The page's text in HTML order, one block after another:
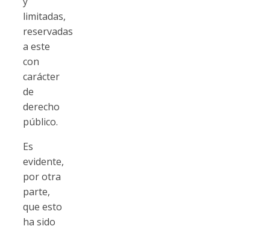
limitadas,
reservadas
a este
con
carácter
de
derecho
público.
Es
evidente,
por otra
parte,
que esto
ha sido